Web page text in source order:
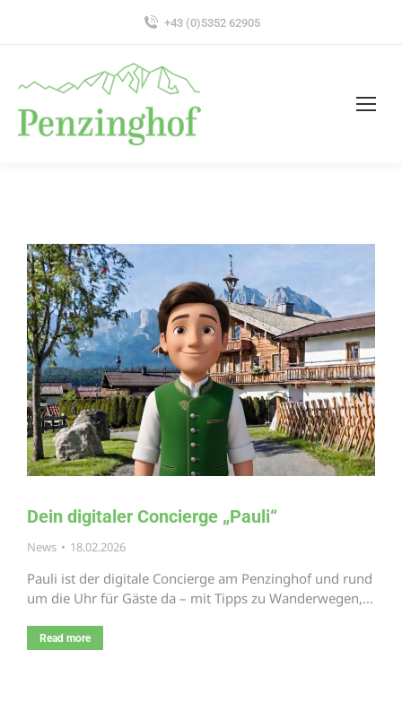
+43 (0)5352 62905
Dein digitaler Concierge „Pauli“
News 18.02.2026
Pauli ist der digitale Concierge am Penzinghof und rund
um die Uhr für Gäste da – mit Tipps zu Wanderwegen,…
Read more